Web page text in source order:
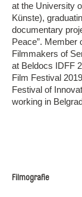
at the University
Künste),
documentary
Peace”. Member
Filmmakers of
at Beldocs IDFF
Film Festival
Festival of
working in
Filmografie